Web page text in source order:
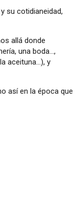
su cotidianeidad,
allá donde
una boda...,
aceituna...), y
así en la época que